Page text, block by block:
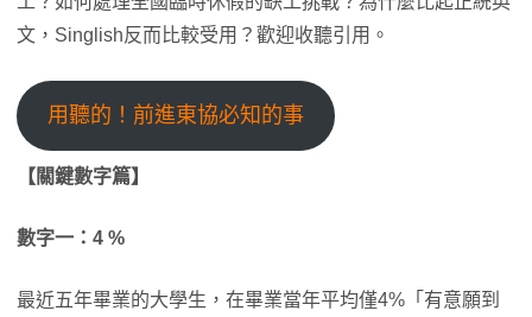
文，Singlish反而比較受用？歡迎收聽引用。
用聽的！前進東協必知的事
【關鍵數字篇】
數字一： 4 %
最近五年畢業的大學生，在畢業當年平均僅4%「有意願到